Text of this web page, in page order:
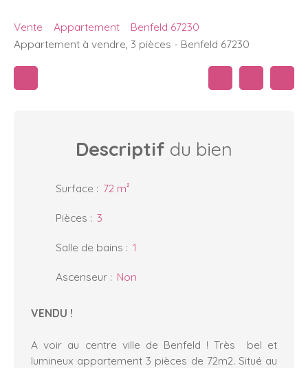
Vente Appartement
Benfeld 67230
Appartement à vendre, 3 pièces - Benfeld 67230
Descriptif du bien
Surface : 72 m²
Pièces : 3
Salle de bains : 1
Ascenseur : Non
VENDU !
A voir au centre ville de Benfeld ! Très bel et
lumineux appartement 3 pièces de 72m2. Situé au